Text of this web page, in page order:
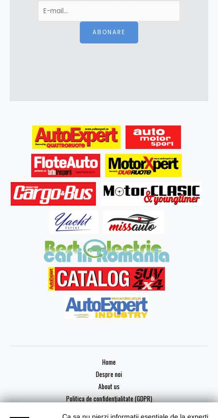
ABONARE
Home
Despre noi
About us
Politica de confidențialitate (GDPR)